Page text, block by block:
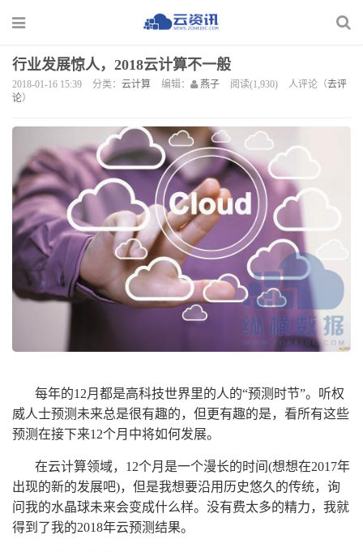
行业发展惊人，2018云计算不一般
2018-01-16 15:39 分类： 云计算 编辑： 燕子 阅读(1,930) 人评论（去评
论）
每年的12月都是高科技世界里的人的“预测时节”。听权
威人士预测未来总是很有趣的，但更有趣的是，看所有这些
预测在接下来12个月中将如何发展。
在云计算领域，12个月是一个漫长的时间(想想在2017年
出现的新的发展吧)，但是我想要沿用历史悠久的传统，询
问我的水晶球未来会变成什么样。没有费太多的精力，我就
得到了我的2018年云预测结果。